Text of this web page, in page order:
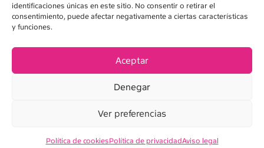
identificaciones únicas en este sitio. No consentir o retirar el
consentimiento, puede afectar negativamente a ciertas características
y funciones.
Aceptar
Denegar
Ver preferencias
Política de cookiesPolítica de privacidadAviso legal
AVISO LEGAL
POLÍTICA DE PRIVACIDAD
CONDICIONES DE VENTA